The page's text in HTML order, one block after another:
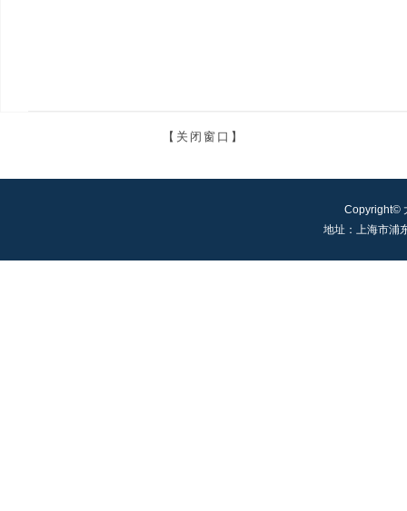
【关闭窗口】
Copyright©
地址：上海市浦